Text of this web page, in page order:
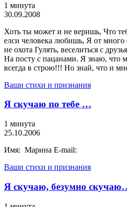
1 минута
30.09.2008
Хоть ты может и не веришь, Что
елси человека любишь, Я от много
не охота Гулять, веселиться с
На посту с пацанами. Я знаю, что
всегда в строю!!! Но знай, что и
Ваши стихи и признания
Я скучаю по тебе …
1 минута
25.10.2006
Имя: Марина E-mail:
Ваши стихи и признания
Я скучаю, безумно